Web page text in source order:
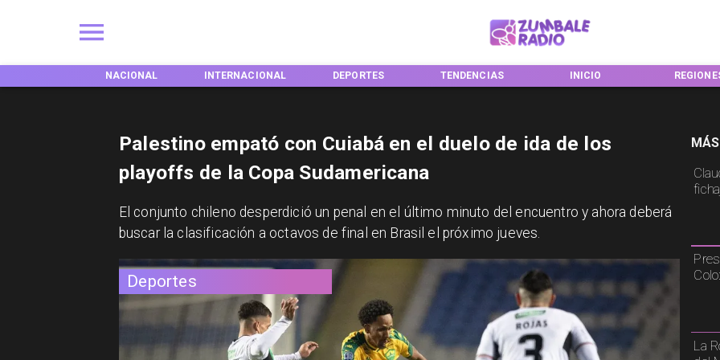
INTERNACIONAL DEPORTES TENDENCIAS INICIO REGIONES
Deportes
La
Palestino empató con Cuiabá en el duelo de ida de los
playoffs de la Copa Sudamericana
​El conjunto chileno desperdició un penal en el último minuto del encuentro y ahora deberá
buscar la clasificación a octavos de final en Brasil el próximo jueves.